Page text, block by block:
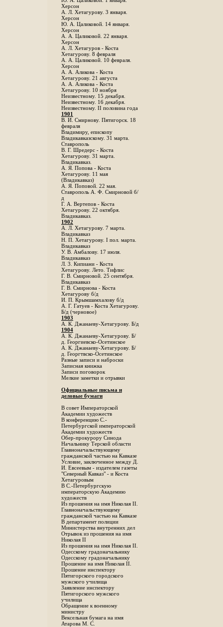
Херсон
А. Л. Хетагурову. 3 января.
Херсон
Ю. А. Цаликовой. 14 января.
Херсон
А. А. Цаликовой. 22 января.
Херсон
А. Л. Хетагуров - Коста
Хетагурову. 8 февраля
А. А. Цаликовой. 10 февраля.
Херсон
А. А. Аликова - Коста
Хетагурову. 21 августа
А. А. Аликова - Коста
Хетагурову. 10 ноября
Неизвестному. 15 декабря.
Неизвестному. 16 декабря.
Неизвестному. II половина года
1901
В. И. Смирнову. Пятигорск. 18
февраля
Владимиру, епископу
Владикавказскому. 31 марта.
Ставрополь
В. Г. Шредерс - Коста
Хетагурову. 31 марта.
Владикавказ.
А. Я. Попова - Коста
Хетагурову. 11 мая
(Владикавказ)
А. Я. Поповой. 22 мая.
Ставрополь А. Ф. Смирновой б/
д
Г. А. Вертепов - Коста
Хетагурову. 22 октября.
Владикавказ.
1902
А. Л. Хетагурову. 7 марта.
Владикавказ
Н. П. Хетагурову. I пол. марта.
Владикавказ
У. В. Амбалову. 17 июля.
Владикавказ
Л. 3. Кипиани - Коста
Хетагурову. Лето. Тифлис
Г. В. Смирновой. 25 сентября.
Владикавказ
Г. В. Смирнова - Коста
Хетагурову б/д
И. П. Крымшамхалову б/д
А. Г. Гатуев - Коста Хетагурову.
Б/д (черновое)
1903
А. К. Джанаеву-Хетагурову. Б/д
1904
А. К. Джанаеву-Хетагурову. Б/
д. Георгиевско-Осетинское
А. К. Джанаеву-Хетагурову. Б/
д. Георгтвско-Осетинское
Разные записи и наброски
Записная книжка
Записи поговорок
Мелкие заметки и отрывки
Официальные письма и
деловые бумаги
В совет Императорской
Академии художеств
В конференцию С.-
Петербургской императорской
Академии художеств
Обер-прокурору Синода
Начальнику Терской области
Главноначальствующему
гражданской частью на Кавказе
Условие, заключенное между Д.
И. Евсеевым - издателем газеты
"Северный Кавказ" - и Коста
Хетагуровым
В С.-Петербургскую
императорскую Академию
художеств
Из прошения на имя Николая II.
Главноначальствующему
гражданской частью на Кавказе
В департамент полиции
Министерства внутренних дел
Отрывок из прошения на имя
Николая II
Из прошения на имя Николая II.
Одесскому градоначальнику
Одесскому градоначальнику
Прошение на имя Николая II.
Прошение инспектору
Пятигорского городского
мужского училища
Заявление инспектору
Пятигорского мужского
училища
Обращение к военному
министру
Вексельная бумага на имя
Атарова М. С.